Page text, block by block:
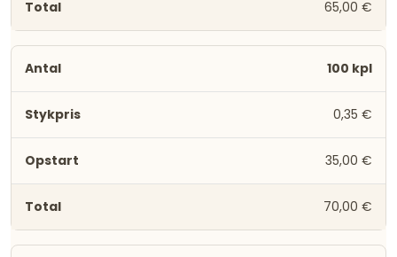
65,00 €
100 kpl
0,35 €
35,00 €
70,00 €